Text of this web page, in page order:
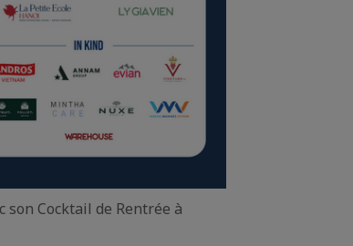
son Cocktail de Rentrée à